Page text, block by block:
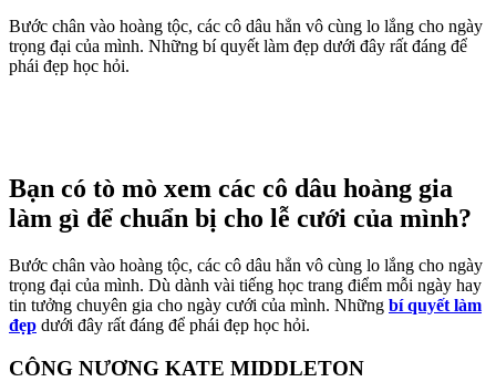
Bước chân vào hoàng tộc, các cô dâu hẳn vô cùng lo lắng cho ngày
trọng đại của mình. Những bí quyết làm đẹp dưới đây rất đáng để
phái đẹp học hỏi.
Bạn có tò mò xem các cô dâu hoàng gia
làm gì để chuẩn bị cho lễ cưới của mình?
Bước chân vào hoàng tộc, các cô dâu hẳn vô cùng lo lắng cho ngày
trọng đại của mình. Dù dành vài tiếng học trang điểm mỗi ngày hay
tin tưởng chuyên gia cho ngày cưới của mình. Những bí quyết làm
đẹp dưới đây rất đáng để phái đẹp học hỏi.
CÔNG NƯƠNG KATE MIDDLETON